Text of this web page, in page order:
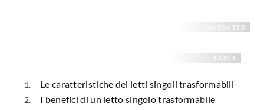
NAVIGA PER:
INDICE:
Le caratteristiche dei letti singoli trasformabili
I benefici di un letto singolo trasformabile